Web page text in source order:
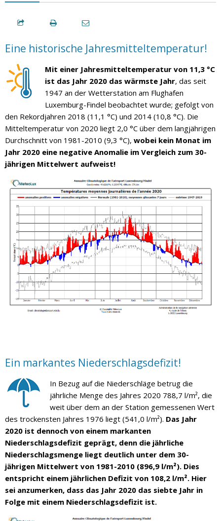
Eine historische Jahresmitteltemperatur!
Mit einer Jahresmitteltemperatur von 11,3 °C
ist das Jahr 2020 das wärmste Jahr, das seit
1947 an der Wetterstation am Flughafen
Luxemburg-Findel beobachtet wurde; gefolgt von
den Rekordjahren 2018 (11,1 °C) und 2014 (10,8 °C). Die
Mitteltemperatur von 2020 liegt 2,0 °C über dem langjährigen
Durchschnitt von 1981-2010 (9,3 °C), wobei kein Monat im
Jahr 2020 eine negative Anomalie im Vergleich zum 30-
jährigen Mittelwert aufweist!
Ein markantes Niederschlagsdefizit!
In Bezug auf die Niederschläge betrug die
jährliche Menge des Jahres 2020 788,7 l/m², die
weit über dem an der Station gemessenen Wert
des trockensten Jahres 1976 liegt (541,0 l/m²). Das Jahr
2020 ist dennoch von einem markanten
Niederschlagsdefizit geprägt, denn die jährliche
Niederschlagsmenge liegt deutlich unter dem 30-
jährigen Mittelwert von 1981-2010 (896,9 l/m²). Dies
entspricht einem jährlichen Defizit von 108,2 l/m². Hier
sei anzumerken, dass das Jahr 2020 das siebte Jahr in
Folge mit einem Niederschlagsdefizit ist.